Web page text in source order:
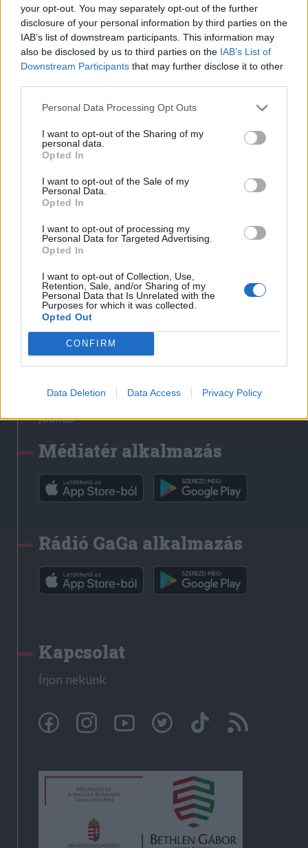
your opt-out. You may separately opt-out of the further
disclosure of your personal information by third parties on the
IAB’s list of downstream participants. This information may
also be disclosed by us to third parties on the IAB’s List of
Downstream Participants that may further disclose it to other
Personal Data Processing Opt Outs
I want to opt-out of the Sharing of my
personal data.
Opted In
I want to opt-out of the Sale of my
Personal Data.
Opted In
I want to opt-out of processing my
Personal Data for Targeted Advertising.
Opted In
I want to opt-out of Collection, Use,
Retention, Sale, and/or Sharing of my
Personal Data that Is Unrelated with the
Purposes for which it was collected.
Opted Out
CONFIRM
Data Deletion Data Access Privacy Policy
Szerzői jogok
Adatvédelmi tájékoztató
Cookie-kezelési tájékoztató
Hozzászólási szabályzat
Nyomtatott lapjaink archívuma
Székely Hírmondó archívuma
Sütibeállítások
Médiatér
Liget
Krónika
Bihari Napló
Erdélyi Napló
Főtér
Rádió GaGa
Jóállás
Médiatér alkalmazás
Rádió GaGa alkalmazás
Kapcsolat
Írjon nekünk